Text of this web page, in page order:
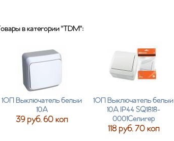
в категории "TDM":
1ОП Выключатель белый
10А
39 руб. 60 коп
1ОП Выключатель белый
10А IP44 SQ1818-
0001Селигер
118 руб. 70 коп